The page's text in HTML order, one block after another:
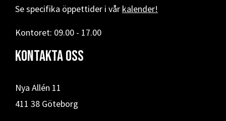
Se specifika öppettider i vår kalender!
Kontoret: 09.00 - 17.00
Kontakta oss
Nya Allén 11
411 38 Göteborg